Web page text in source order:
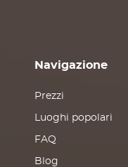
Navigazione
Prezzi
Luoghi popolari
FAQ
Blog